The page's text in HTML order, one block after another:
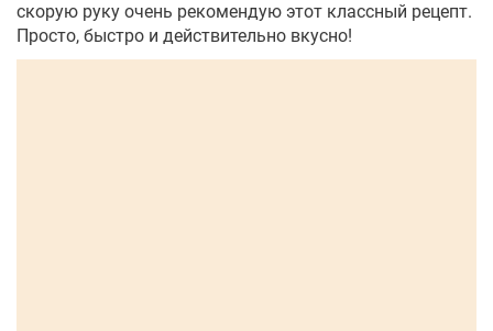
скорую руку очень рекомендую этот классный рецепт.
Просто, быстро и действительно вкусно!